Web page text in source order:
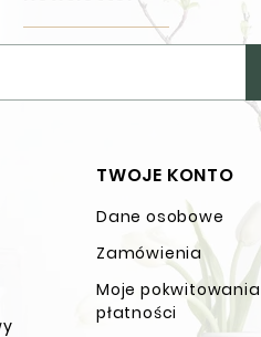
TWOJE KONTO
Dane osobowe
Zamówienia
Moje
płatności